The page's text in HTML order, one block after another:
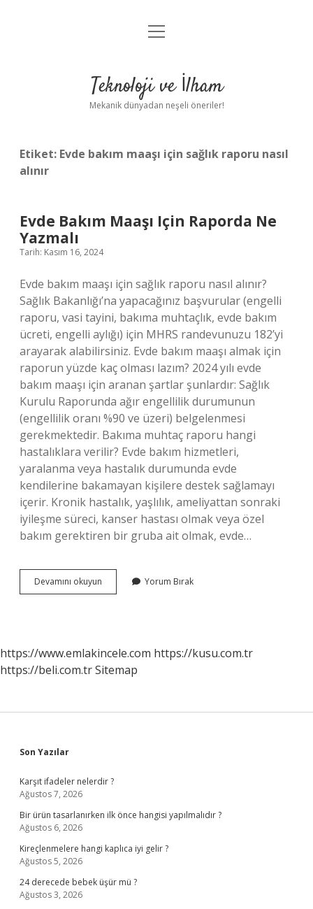
Anasayfa
Yasal Uyarı
menüyü
Teknoloji ve İlham
Mekanik dünyadan neşeli öneriler!
Etiket: Evde bakım maaşı için sağlık raporu nasıl
alınır
Evde Bakım Maaşı Için Raporda Ne
Yazmalı
Tarih: Kasım 16, 2024
Evde bakım maaşı için sağlık raporu nasıl alınır?
Sağlık Bakanlığı’na yapacağınız başvurular (engelli
raporu, vasi tayini, bakıma muhtaçlık, evde bakım
ücreti, engelli aylığı) için MHRS randevunuzu 182’yi
arayarak alabilirsiniz. Evde bakım maaşı almak için
raporun yüzde kaç olması lazım? 2024 yılı evde
bakım maaşı için aranan şartlar şunlardır: Sağlık
Kurulu Raporunda ağır engellilik durumunun
(engellilik oranı %90 ve üzeri) belgelenmesi
gerekmektedir. Bakıma muhtaç raporu hangi
hastalıklara verilir? Evde bakım hizmetleri,
yaralanma veya hastalık durumunda evde
kendilerine bakamayan kişilere destek sağlamayı
içerir. Kronik hastalık, yaşlılık, ameliyattan sonraki
iyileşme süreci, kanser hastası olmak veya özel
bakım gerektiren bir gruba ait olmak, evde…
Devamını okuyun
Bakım
Yazmalı
Yorum Bırak
https://www.emlakincele.com https://kusu.com.tr
https://beli.com.trSitemap
Sidebar
Son Yazılar
Karşıt ifadeler nelerdir ?
Ağustos 7, 2026
Bir ürün tasarlanırken ilk önce hangisi yapılmalıdır ?
Ağustos 6, 2026
Kireçlenmelere hangi kaplıca iyi gelir ?
Ağustos 5, 2026
24 derecede bebek üşür mü ?
Ağustos 3, 2026